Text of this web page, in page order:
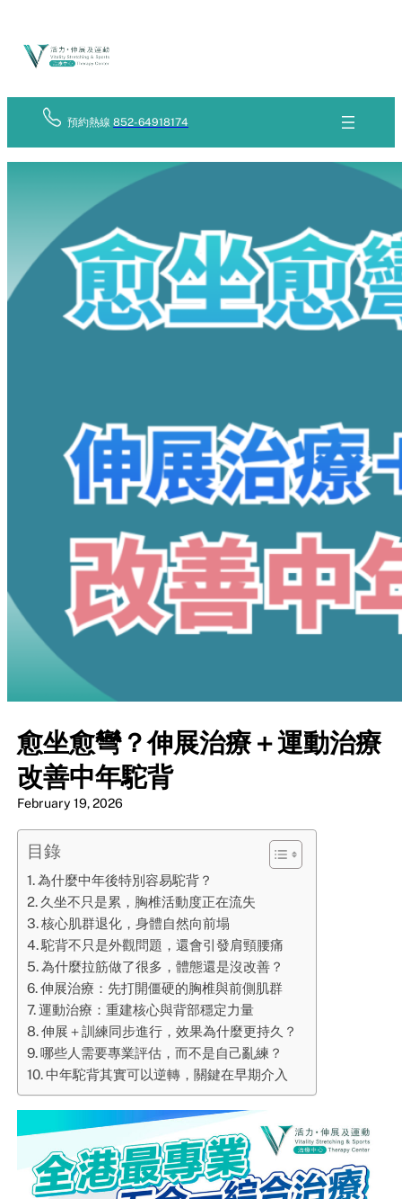
content
預約熱線852-64918174
愈坐愈彎？伸展治療＋運動治療
改善中年駝背
February 19, 2026
目錄
為什麼中年後特別容易駝背？
久坐不只是累，胸椎活動度正在流失
核心肌群退化，身體自然向前塌
駝背不只是外觀問題，還會引發肩頸腰痛
為什麼拉筋做了很多，體態還是沒改善？
伸展治療：先打開僵硬的胸椎與前側肌群
運動治療：重建核心與背部穩定力量
伸展＋訓練同步進行，效果為什麼更持久？
哪些人需要專業評估，而不是自己亂練？
中年駝背其實可以逆轉，關鍵在早期介入